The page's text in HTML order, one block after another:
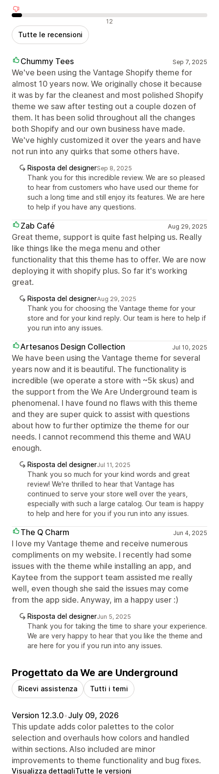
Recensioni negative 12
Tutte le recensioni
Chummy Tees Sep 7, 2025
We've been using the Vantage Shopify theme for
almost 10 years now. We originally chose it because
it was by far the cleanest and most polished Shopify
theme we saw after testing out a couple dozen of
them. It has been solid throughout all the changes
both Shopify and our own business have made.
We've highly customized it over the years and have
not run into any quirks that some others have.
Risposta del designerSep 8, 2025
Thank you for this incredible review. We are so pleased
to hear from customers who have used our theme for
such a long time and still enjoy its features. We are here
to help if you have any questions.
Zab Café Aug 29, 2025
Great theme, support is quite fast helping us. Really
like things like the mega menu and other
functionality that this theme has to offer. We are now
deploying it with shopify plus. So far it's working
great.
Risposta del designerAug 29, 2025
Thank you for choosing the Vantage theme for your
store and for your kind reply. Our team is here to help if
you run into any issues.
Artesanos Design Collection Jul 10, 2025
We have been using the Vantage theme for several
years now and it is beautiful. The functionality is
incredible (we operate a store with ~5k skus) and
the support from the We Are Underground team is
phenomenal. I have found no flaws with this theme
and they are super quick to assist with questions
about how to further optimize the theme for our
needs. I cannot recommend this theme and WAU
enough.
Risposta del designerJul 11, 2025
Thank you so much for your kind words and great
review! We're thrilled to hear that Vantage has
continued to serve your store well over the years,
especially with such a large catalog. Our team is happy
to help and here for you if you run into any issues.
The Q Charm Jun 4, 2025
I love my Vantage theme and receive numerous
compliments on my website. I recently had some
issues with the theme while installing an app, and
Kaytee from the support team assisted me really
well, even though she said the issues may come
from the app side. Anyway, im a happy user :)
Risposta del designerJun 5, 2025
Thank you for taking the time to share your experience.
We are very happy to hear that you like the theme and
are here for you if you run into any issues.
Progettato da We are Underground
Ricevi assistenza Tutti i temi
Version 12.3.0•July 09, 2026
This update adds color palettes to the color
selection and overhauls how colors and handled
within sections. Also included are minor
improvements to theme functionality and bug fixes.
Visualizza dettagliTutte le versioni